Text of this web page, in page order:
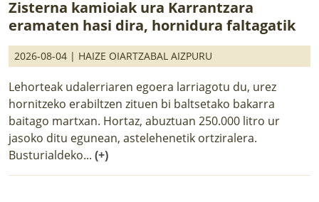
Zisterna kamioiak ura Karrantzara
eramaten hasi dira, hornidura faltagatik
2026-08-04 | HAIZE OIARTZABAL AIZPURU
Lehorteak udalerriaren egoera larriagotu du, urez
hornitzeko erabiltzen zituen bi baltsetako bakarra
baitago martxan. Hortaz, abuztuan 250.000 litro ur
jasoko ditu egunean, astelehenetik ortziralera.
Busturialdeko... (+)